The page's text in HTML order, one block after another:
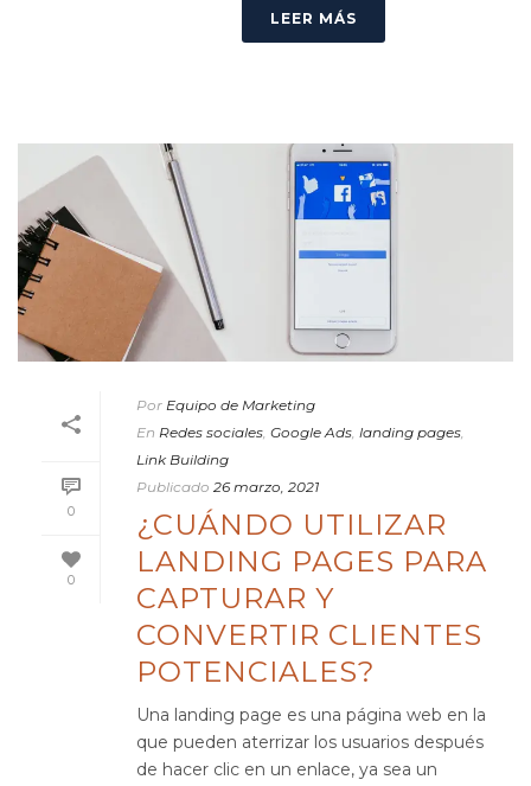
LEER MÁS
0
0
Por Equipo de Marketing
En Redes sociales, Google Ads, landing pages,
Link Building
Publicado 26 marzo, 2021
¿CUÁNDO UTILIZAR
LANDING PAGES PARA
CAPTURAR Y
CONVERTIR CLIENTES
POTENCIALES?
Una landing page es una página web en la
que pueden aterrizar los usuarios después
de hacer clic en un enlace, ya sea un